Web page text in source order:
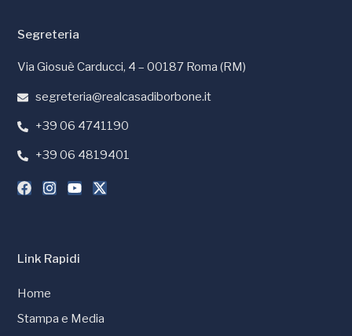
Link Rapidi
Home
Stampa e Media
Segreteria
Via Giosuè Carducci, 4 – 00187 Roma (RM)
segreteria@realcasadiborbone.it
+39 06 4741190
+39 06 4819401